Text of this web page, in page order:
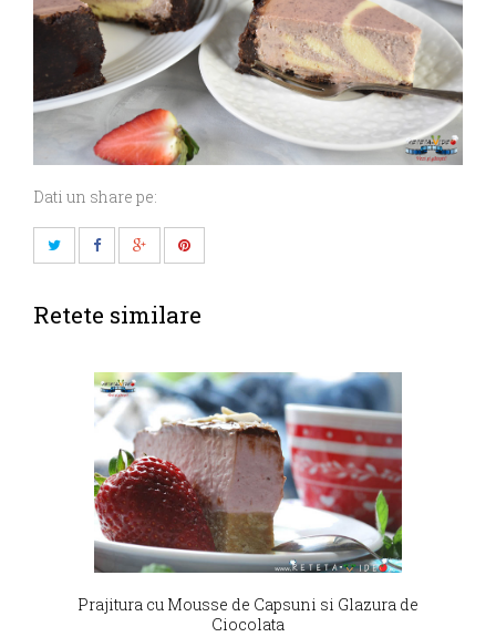
Dati un share pe:
Retete similare
Prajitura cu Mousse de Capsuni si Glazura de
Ciocolata